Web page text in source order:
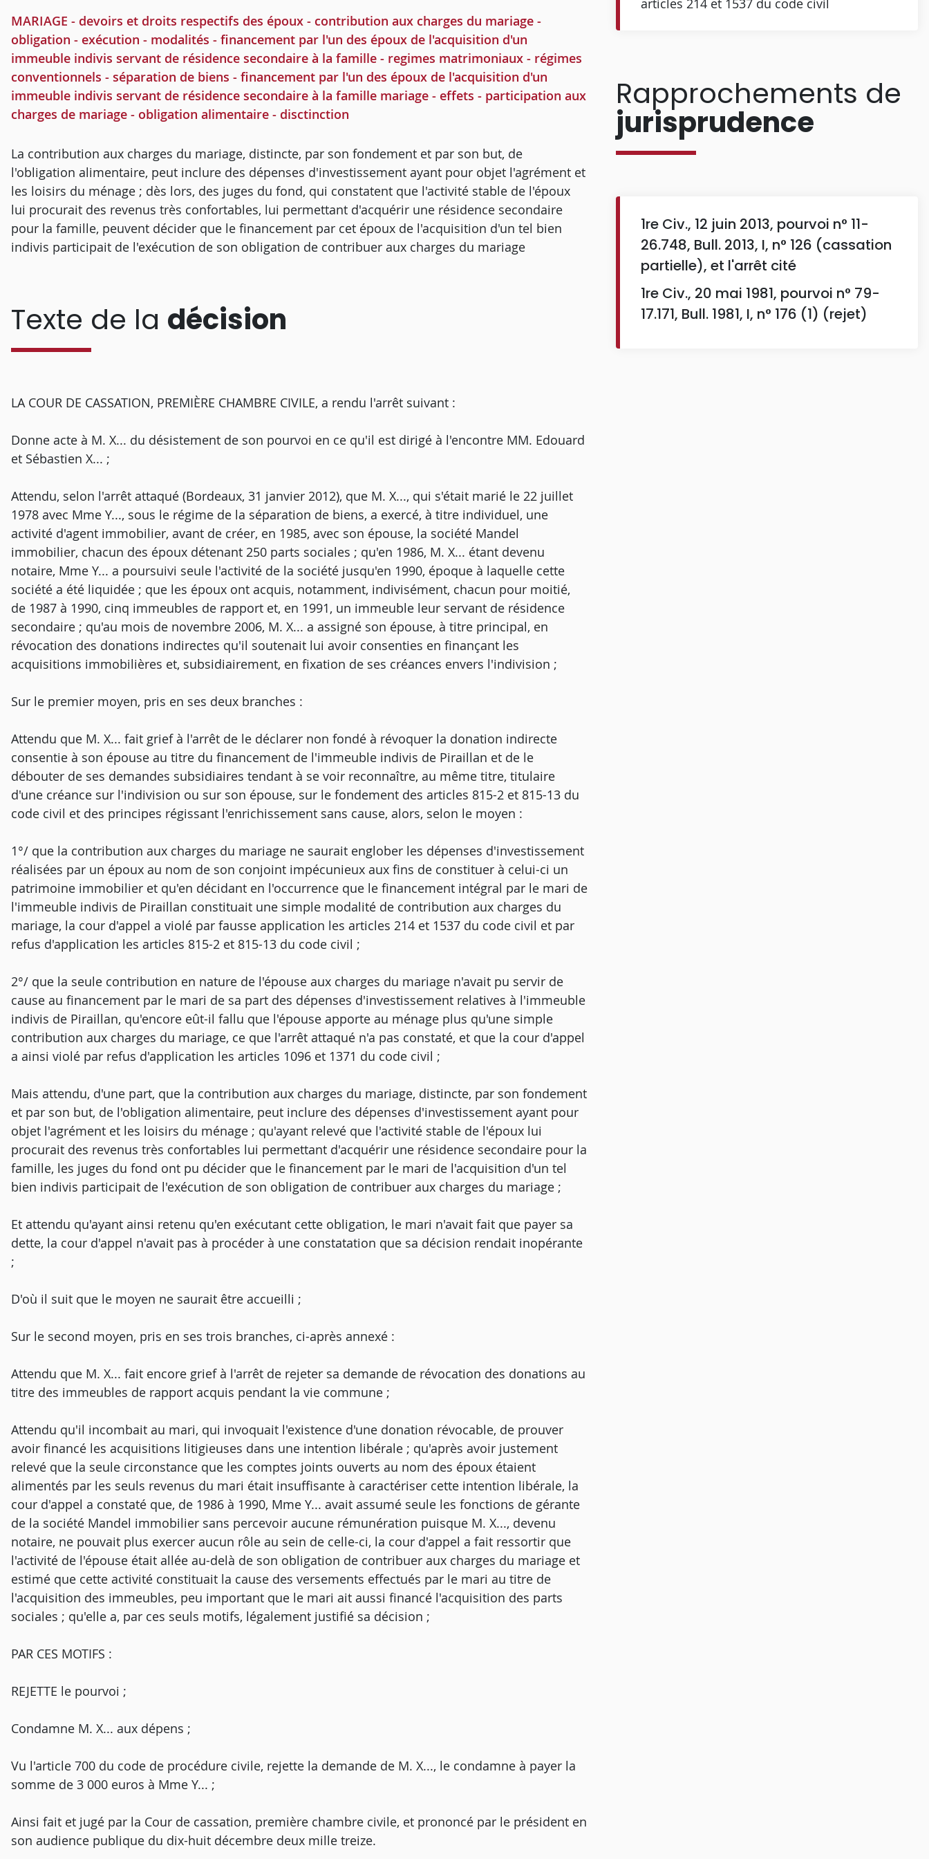
MARIAGE - devoirs et droits respectifs des époux - contribution aux charges du mariage -
obligation - exécution - modalités - financement par l'un des époux de l'acquisition d'un
immeuble indivis servant de résidence secondaire à la famille - regimes matrimoniaux - régimes
conventionnels - séparation de biens - financement par l'un des époux de l'acquisition d'un
immeuble indivis servant de résidence secondaire à la famille mariage - effets - participation aux
charges de mariage - obligation alimentaire - disctinction
La contribution aux charges du mariage, distincte, par son fondement et par son but, de
l'obligation alimentaire, peut inclure des dépenses d'investissement ayant pour objet l'agrément et
les loisirs du ménage ; dès lors, des juges du fond, qui constatent que l'activité stable de l'époux
lui procurait des revenus très confortables, lui permettant d'acquérir une résidence secondaire
pour la famille, peuvent décider que le financement par cet époux de l'acquisition d'un tel bien
indivis participait de l'exécution de son obligation de contribuer aux charges du mariage
Texte de la décision
LA COUR DE CASSATION, PREMIÈRE CHAMBRE CIVILE, a rendu l'arrêt suivant :
Donne acte à M. X... du désistement de son pourvoi en ce qu'il est dirigé à l'encontre MM. Edouard
et Sébastien X... ;
Attendu, selon l'arrêt attaqué (Bordeaux, 31 janvier 2012), que M. X..., qui s'était marié le 22 juillet
1978 avec Mme Y..., sous le régime de la séparation de biens, a exercé, à titre individuel, une
activité d'agent immobilier, avant de créer, en 1985, avec son épouse, la société Mandel
immobilier, chacun des époux détenant 250 parts sociales ; qu'en 1986, M. X... étant devenu
notaire, Mme Y... a poursuivi seule l'activité de la société jusqu'en 1990, époque à laquelle cette
société a été liquidée ; que les époux ont acquis, notamment, indivisément, chacun pour moitié,
de 1987 à 1990, cinq immeubles de rapport et, en 1991, un immeuble leur servant de résidence
secondaire ; qu'au mois de novembre 2006, M. X... a assigné son épouse, à titre principal, en
révocation des donations indirectes qu'il soutenait lui avoir consenties en finançant les
acquisitions immobilières et, subsidiairement, en fixation de ses créances envers l'indivision ;
Sur le premier moyen, pris en ses deux branches :
Attendu que M. X... fait grief à l'arrêt de le déclarer non fondé à révoquer la donation indirecte
consentie à son épouse au titre du financement de l'immeuble indivis de Piraillan et de le
débouter de ses demandes subsidiaires tendant à se voir reconnaître, au même titre, titulaire
d'une créance sur l'indivision ou sur son épouse, sur le fondement des articles 815-2 et 815-13 du
code civil et des principes régissant l'enrichissement sans cause, alors, selon le moyen :
1°/ que la contribution aux charges du mariage ne saurait englober les dépenses d'investissement
réalisées par un époux au nom de son conjoint impécunieux aux fins de constituer à celui-ci un
patrimoine immobilier et qu'en décidant en l'occurrence que le financement intégral par le mari de
l'immeuble indivis de Piraillan constituait une simple modalité de contribution aux charges du
mariage, la cour d'appel a violé par fausse application les articles 214 et 1537 du code civil et par
refus d'application les articles 815-2 et 815-13 du code civil ;
2°/ que la seule contribution en nature de l'épouse aux charges du mariage n'avait pu servir de
cause au financement par le mari de sa part des dépenses d'investissement relatives à l'immeuble
indivis de Piraillan, qu'encore eût-il fallu que l'épouse apporte au ménage plus qu'une simple
contribution aux charges du mariage, ce que l'arrêt attaqué n'a pas constaté, et que la cour d'appel
a ainsi violé par refus d'application les articles 1096 et 1371 du code civil ;
Mais attendu, d'une part, que la contribution aux charges du mariage, distincte, par son fondement
et par son but, de l'obligation alimentaire, peut inclure des dépenses d'investissement ayant pour
objet l'agrément et les loisirs du ménage ; qu'ayant relevé que l'activité stable de l'époux lui
procurait des revenus très confortables lui permettant d'acquérir une résidence secondaire pour la
famille, les juges du fond ont pu décider que le financement par le mari de l'acquisition d'un tel
bien indivis participait de l'exécution de son obligation de contribuer aux charges du mariage ;
Et attendu qu'ayant ainsi retenu qu'en exécutant cette obligation, le mari n'avait fait que payer sa
dette, la cour d'appel n'avait pas à procéder à une constatation que sa décision rendait inopérante
;
D'où il suit que le moyen ne saurait être accueilli ;
Sur le second moyen, pris en ses trois branches, ci-après annexé :
Attendu que M. X... fait encore grief à l'arrêt de rejeter sa demande de révocation des donations au
titre des immeubles de rapport acquis pendant la vie commune ;
Attendu qu'il incombait au mari, qui invoquait l'existence d'une donation révocable, de prouver
avoir financé les acquisitions litigieuses dans une intention libérale ; qu'après avoir justement
relevé que la seule circonstance que les comptes joints ouverts au nom des époux étaient
alimentés par les seuls revenus du mari était insuffisante à caractériser cette intention libérale, la
cour d'appel a constaté que, de 1986 à 1990, Mme Y... avait assumé seule les fonctions de gérante
de la société Mandel immobilier sans percevoir aucune rémunération puisque M. X..., devenu
notaire, ne pouvait plus exercer aucun rôle au sein de celle-ci, la cour d'appel a fait ressortir que
l'activité de l'épouse était allée au-delà de son obligation de contribuer aux charges du mariage et
estimé que cette activité constituait la cause des versements effectués par le mari au titre de
l'acquisition des immeubles, peu important que le mari ait aussi financé l'acquisition des parts
sociales ; qu'elle a, par ces seuls motifs, légalement justifié sa décision ;
PAR CES MOTIFS :
REJETTE le pourvoi ;
Condamne M. X... aux dépens ;
Vu l'article 700 du code de procédure civile, rejette la demande de M. X..., le condamne à payer la
somme de 3 000 euros à Mme Y... ;
Ainsi fait et jugé par la Cour de cassation, première chambre civile, et prononcé par le président en
son audience publique du dix-huit décembre deux mille treize.
articles 214 et 1537 du code civil
Rapprochements de
jurisprudence
1re Civ., 12 juin 2013, pourvoi n° 11-
26.748, Bull. 2013, I, n° 126 (cassation
partielle), et l'arrêt cité
1re Civ., 20 mai 1981, pourvoi n° 79-
17.171, Bull. 1981, I, n° 176 (1) (rejet)